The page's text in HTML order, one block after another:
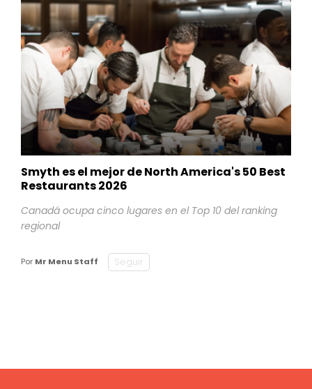
Smyth es el mejor de North America's 50 Best
Restaurants 2026
Canadá ocupa cinco lugares en el Top 10 del ranking
regional
Por Mr Menu Staff Seguir